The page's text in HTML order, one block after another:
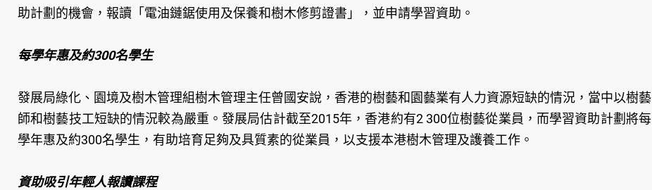
助計劃的機會，報讀「電油鏈鋸使用及保養和樹木修剪證書」，並申請學習資助。
每學年惠及約300名學生
發展局綠化、園境及樹木管理組樹木管理主任曾國安說，香港的樹藝和園藝業有人力資源短缺的情況，當中以樹藝
師和樹藝技工短缺的情況較為嚴重。發展局估計截至2015年，香港約有2 300位樹藝從業員，而學習資助計劃將每
學年惠及約300名學生，有助培育足夠及具質素的從業員，以支援本港樹木管理及護養工作。
資助吸引年輕人報讀課程